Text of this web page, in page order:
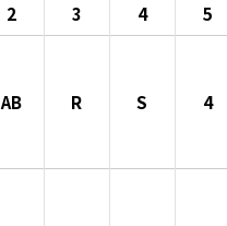
2 3 4
5
AB R S
4